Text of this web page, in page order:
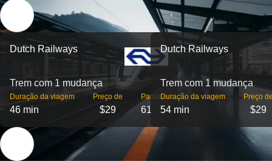
Dutch Railways
Trem com 1 mudança
Duração da viagem
46 min
Preço de
$29
Partidas
61
Dutch Railways
Trem com 1 mudança
Duração da viagem
54 min
Preço
$29